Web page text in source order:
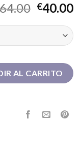
€40.00
AL CARRITO